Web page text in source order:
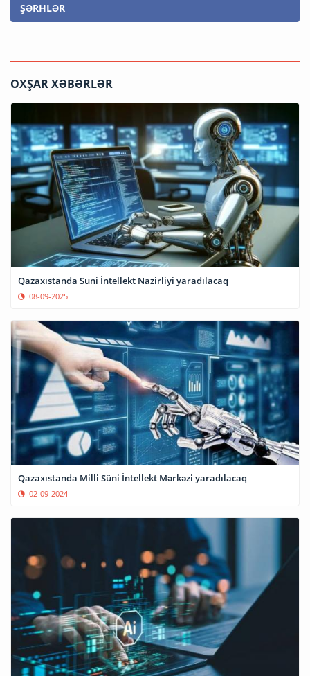
ŞƏRHLƏR
OXŞAR XƏBƏRLƏR
Qazaxıstanda Süni İntellekt Nazirliyi yaradılacaq
08-09-2025
Qazaxıstanda Milli Süni İntellekt Mərkəzi yaradılacaq
02-09-2024